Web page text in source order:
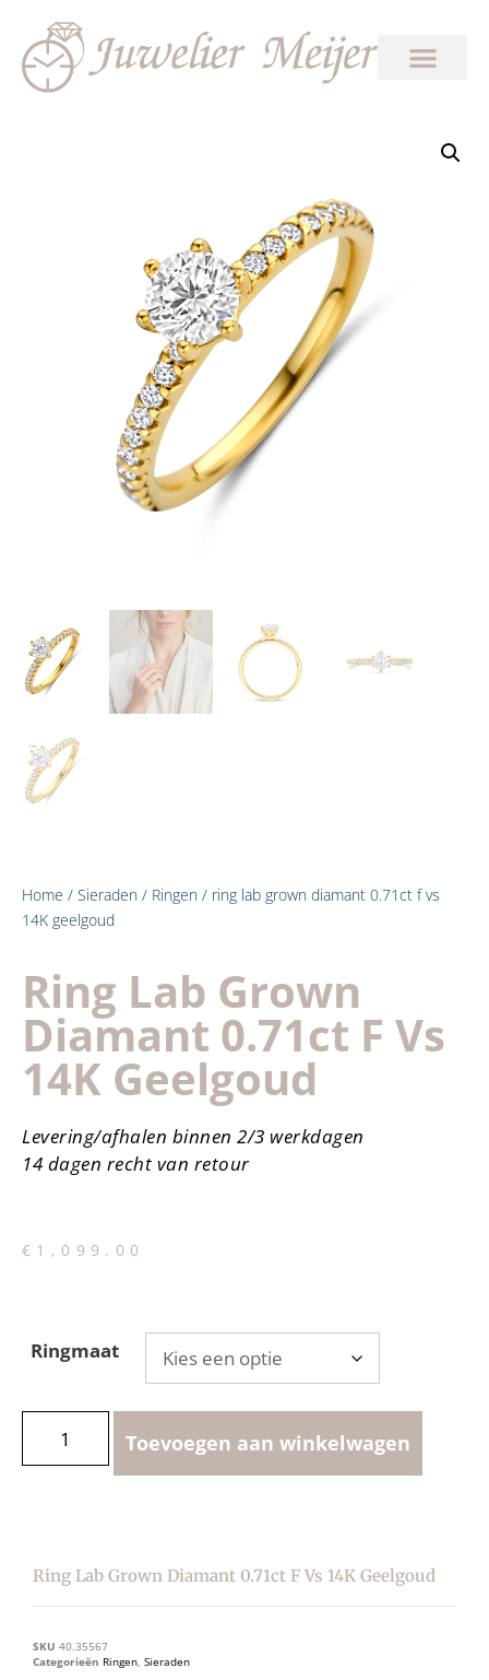
Home / Sieraden / Ringen / ring lab grown diamant 0.71ct f vs
14K geelgoud
Ring Lab Grown
Diamant 0.71ct F Vs
14K Geelgoud
Levering/afhalen binnen 2/3 werkdagen
14 dagen recht van retour
€ 1,099.00
Ringmaat
Toevoegen aan winkelwagen
Ring Lab Grown Diamant 0.71ct F Vs 14K Geelgoud
SKU 40.35567
Categorieën Ringen, Sieraden